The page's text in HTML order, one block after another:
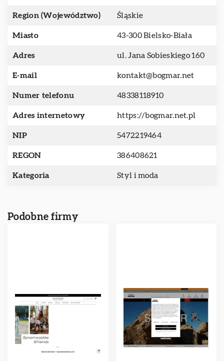
Region (Województwo) Śląskie
Miasto 43-300 Bielsko-Biała
Adres ul. Jana Sobieskiego 160
E-mail kontakt@bogmar.net
Numer telefonu 48338118910
Adres internetowy https://bogmar.net.pl
NIP 5472219464
REGON 386408621
Kategoria Styl i moda
Podobne firmy